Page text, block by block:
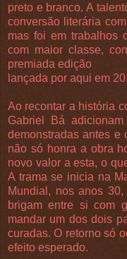
preto e branco. A
conversão literária
mas foi em trabalhos
com maior classe,
premiada edição
lançada por aqui em
Ao recontar a história
Gabriel Bá
demonstradas antes e
não só honra a obra
novo valor a esta, o
A trama se inicia na
Mundial, nos anos
brigam entre si com
mandar um dos dois
curadas. O retorno só
efeito esperado.